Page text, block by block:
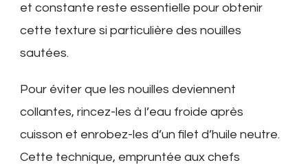
et constante reste essentielle pour obtenir
cette texture si particulière des nouilles
sautées.
Pour éviter que les nouilles deviennent
collantes, rincez-les à l’eau froide après
cuisson et enrobez-les d’un filet d’huile neutre.
Cette technique, empruntée aux chefs